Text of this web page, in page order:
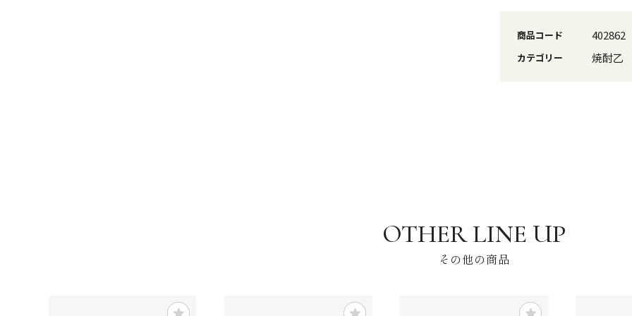
商品コード 402862
カテゴリー 焼酎乙
その他の商品